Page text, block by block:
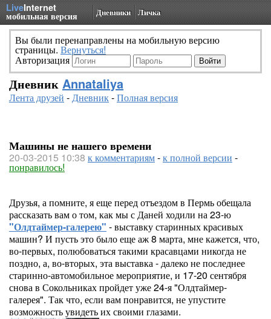
LiveInternet
мобильная версия Дневники Личка
Вы были перенаправлены на мобильную версию
страницы. Вернуться!
Авторизация
Дневник Annataliya
Лента друзей -Дневник-Полная версия
Машины не нашего времени
20-03-2015 10:38 к комментариям-к полной версии -
понравилось!
Друзья, а помните, я еще перед отъездом в Пермь обещала
рассказать вам о том, как мы с Даней ходили на 23-ю
"Олдтаймер-галерею" - выставку старинных красивых
машин? И пусть это было еще аж 8 марта, мне кажется, что,
во-первых, полюбоваться такими красавцами никогда не
поздно, а, во-вторых, эта выставка - далеко не последнее
старинно-автомобильное мероприятие, и 17-20 сентября
снова в Сокольниках пройдет уже 24-я "Олдтаймер-
галерея". Так что, если вам понравится, не упустите
возможность увидеть их своими глазами.